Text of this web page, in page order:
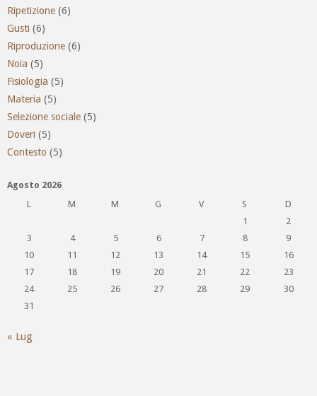
Ripetizione (6)
Gusti (6)
Riproduzione (6)
Noia (5)
Fisiologia (5)
Materia (5)
Selezione sociale (5)
Doveri (5)
Contesto (5)
Agosto 2026
L
M M G V S
D
1
2
3
4 5 6 7 8
9
10
11 12 13 14 15
16
17
18 19 20 21 22
23
24
25 26 27 28 29
30
31
« Lug